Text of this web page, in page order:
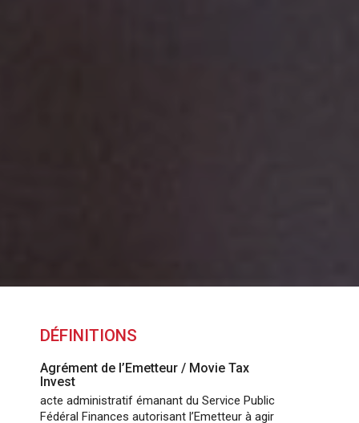
DÉFINITIONS
Agrément de l’Emetteur / Movie Tax
Invest
acte administratif émanant du Service Public
Fédéral Finances autorisant l’Emetteur à agir